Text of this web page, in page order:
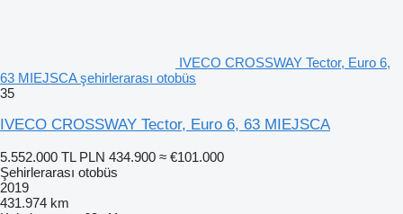
IVECO CROSSWAY Tector, Euro 6,
63 MIEJSCA şehirlerarası otobüs
35
IVECO CROSSWAY Tector, Euro 6, 63 MIEJSCA
5.552.000 TL PLN 434.900 ≈ €101.000
Şehirlerarası otobüs
2019
431.974 km